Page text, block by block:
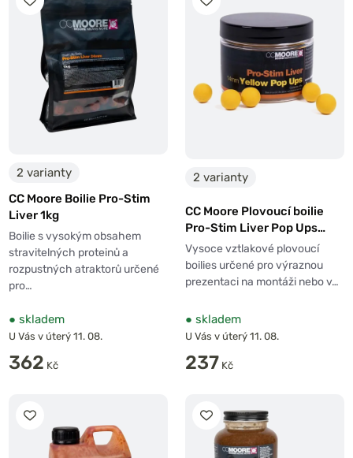
2 varianty
CC Moore Boilie Pro-Stim
Liver 1kg
Boilie s vysokým obsahem
stravitelných proteinů a
rozpustných atraktorů určené
pro…
● skladem
U Vás v úterý 11. 08.
362 Kč
2 varianty
CC Moore Plovoucí boilie
Pro-Stim Liver Pop Ups
Yellow
Vysoce vztlakové plovoucí
boilies určené pro výraznou
prezentaci na montáži nebo v…
● skladem
U Vás v úterý 11. 08.
237 Kč